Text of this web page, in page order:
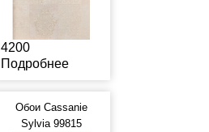
4200
Подробнее
Обои Cassanie
Sylvia 99815